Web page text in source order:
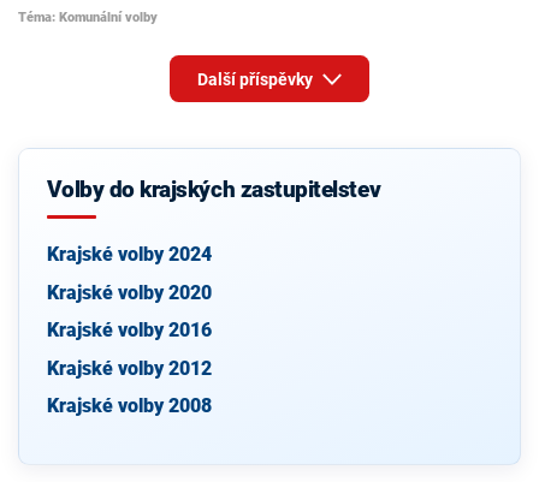
Téma: Komunální volby
Další příspěvky
Volby do krajských zastupitelstev
Krajské volby 2024
Krajské volby 2020
Krajské volby 2016
Krajské volby 2012
Krajské volby 2008